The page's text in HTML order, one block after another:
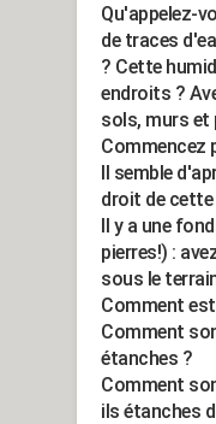
Qu'appelez-
de traces
? Cette
endroits ?
sols, murs et
Commencez
Il semble
droit de cette
Il y a une
pierres!) :
sous le
Comment
Comment
étanches ?
Comment
ils étanches